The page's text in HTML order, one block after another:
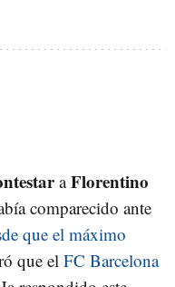
aFlorentino
comparecido ante
que el máximo
que el FC Barcelona